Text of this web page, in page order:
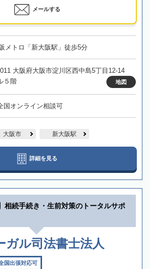
メールする
メトロ「新大阪駅」徒歩5分
大阪府大阪市淀川区西中島5丁目12-14
５階
地図
国オンライン相談可
大阪市 新大阪駅
詳細を見る
相続手続き・生前対策のトータルサポ
ガル司法書士法人
国出張対応可